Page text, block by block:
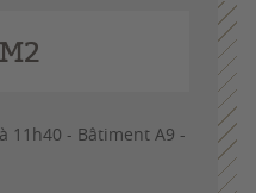
- Bâtiment A9 -